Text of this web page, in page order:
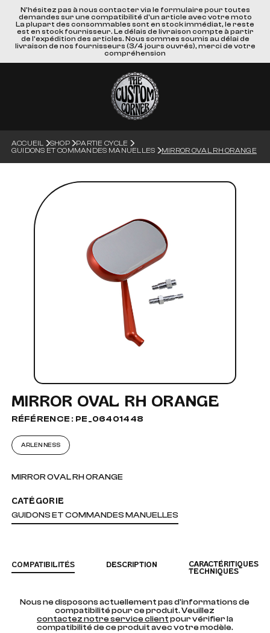
N'hésitez pas à nous contacter via le formulaire pour toutes
demandes sur une compatibilité d'un article avec votre moto
La plupart des consommables sont en stock immédiat, le reste
est en stock fournisseur. Le délais de livraison compte à partir
de l'expédition des articles. Nous sommes soumis au délai de
livraison de nos fournisseurs (3/4 jours ouvrés), merci de votre
compréhension
ACCUEIL SHOP
PARTIE CYCLE
GUIDONS ET COMMANDES MANUELLES
MIRROR OVAL RH ORANGE
MIRROR OVAL RH ORANGE
RÉFÉRENCE : PE_06401448
ARLEN NESS
MIRROR OVAL RH ORANGE
CATÉGORIE
GUIDONS ET COMMANDES MANUELLES
COMPATIBILITÉS DESCRIPTION
CARACTÉRITIQUES
TECHNIQUES
Nous ne disposons actuellement pas d'informations de
compatibilité pour ce produit. Veuillez
contactez notre service clientpour vérifier la
compatibilité de ce produit avec votre modèle.